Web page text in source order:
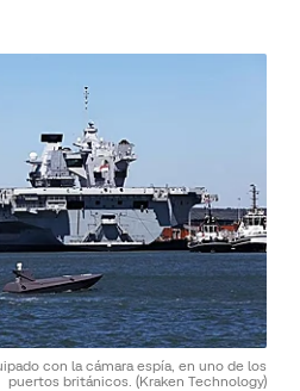
con la cámara espía, en uno de los
puertos británicos. (Kraken Technology)